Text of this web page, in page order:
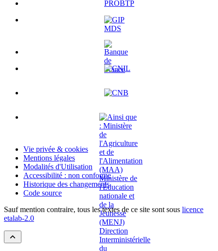
Vie privée & cookies
Mentions légales
Modalités d'Utilisation
Accessibilité : non conforme
Historique des changements
Code source
Sauf mention contraire, tous les textes de ce site sont sous licence
etalab-2.0